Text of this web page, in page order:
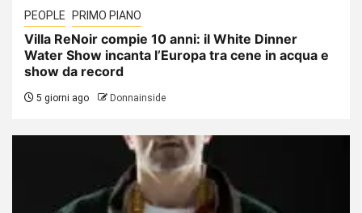
PEOPLE PRIMO PIANO
Villa ReNoir compie 10 anni: il White Dinner
Water Show incanta l’Europa tra cene in acqua e
show da record
5 giorni ago Donnainside